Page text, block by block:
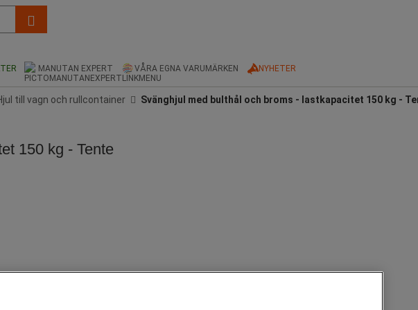
MANUTAN EXPERT VÅRA EGNA VARUMÄRKEN NYHETER
till vagn och rullcontainer Svänghjul med bulthål och broms - lastkapacitet 150 kg -
150 kg - Tente